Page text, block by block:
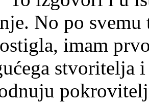
No po
imam
stvoritelja